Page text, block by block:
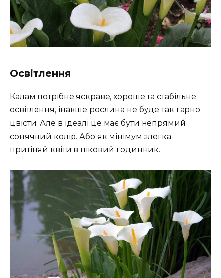
Освітлення
Калам потрібне яскраве, хороше та стабільне
освітлення, інакше рослина не буде так гарно
цвісти. Але в ідеалі це має бути непрямий
сонячний колір. Або як мінімум злегка
притіняй квіти в піковий годинник.